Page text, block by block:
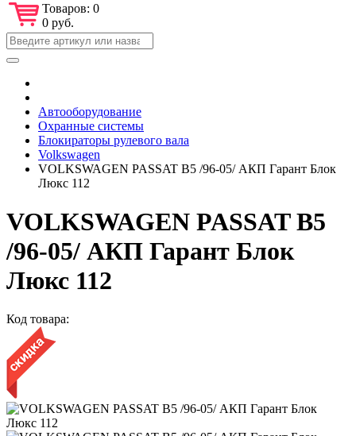
Товаров: 0
0 руб.
Автооборудование
Охранные системы
Блокираторы рулевого вала
Volkswagen
VOLKSWAGEN PASSAT B5 /96-05/ АКП Гарант Блок
Люкс 112
VOLKSWAGEN PASSAT B5
/96-05/ АКП Гарант Блок
Люкс 112
Код товара: